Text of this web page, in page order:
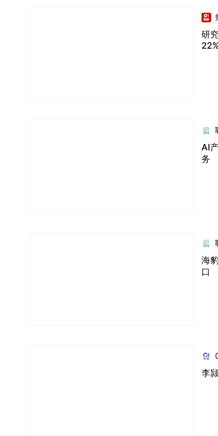
研
AI
务
海
口
李